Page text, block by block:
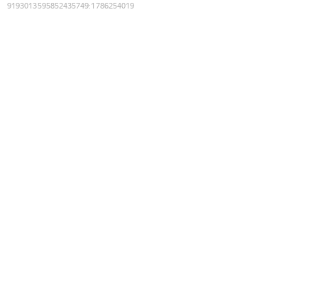
9193013595852435749:1786254019